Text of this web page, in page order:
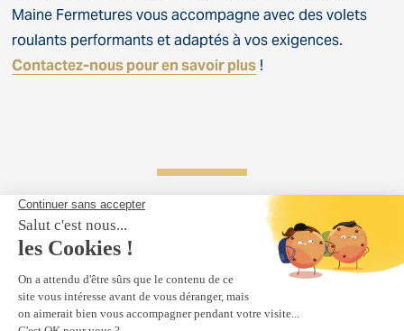
Maine Fermetures vous accompagne avec des volets
roulants performants et adaptés à vos exigences.
Contactez-nous pour en savoir plus !
BESOIN D'AIDE
DEMANDEZ LE